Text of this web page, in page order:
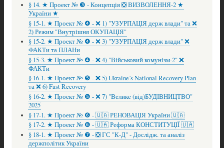
§ 14. ★ Проект № ❸ - Концепція ❎ ВИЗВОЛЕННЯ-2 ★
України ★
§ 15-1. ★ Проект № ❹ - ❌ 1) "УЗУРПАЦІЯ держ влади" та ❌
2) Режим "Внутрішня ОКУПАЦІЯ"
§ 15-2. ★ Проект № ❹ - ❌ 3) "УЗУРПАЦІЯ держ влади" ❌
ФАКТи та ПЛАНи
§ 15-3. ★ Проект № ❹ - ❌ 4) "Військовий комунізм-2" ❌
ФАКТи
§ 16-1. ★ Проект № ❺ - ❌ 5) Ukraine’s National Recovery Plan
та ❌ 6) Fast Recovery
§ 16-2. ★ Проект № ❺ - ❌ 7) "Велике (від)БУДІВНИЦТВО"
2025
§ 17-1. ★ Проект № ❻ - 🇺🇦 РЕНОВАЦІЯ України 🇺🇦
§ 17-2. ★ Проект № ❻ - 🇺🇦 Реформа КОНСТИТУЦІЇ 🇺🇦
§ 18-1. ★ Проект № ❼ - ❎ ГС "К-Д" - Дослідж. та аналіз
держполітик України